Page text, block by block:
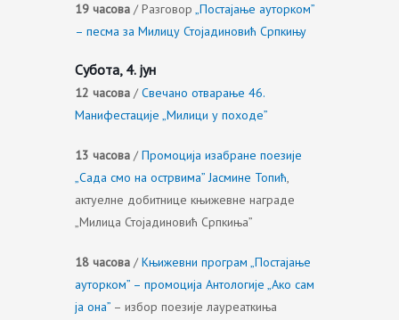
19 часова / Разговор „Постајање ауторком”
– песма за Милицу Стојадиновић Српкињу
Субота, 4. јун
12 часова /Свечано отварање 46.
Манифестације „Милици у походе”
13 часова /Промоција изабране поезије
„Сада смо на острвима” Јасмине Топић,
актуелне добитнице књижевне награде
„Милица Стојадиновић Српкиња”
18 часова /Књижевни програм „Постајање
ауторком” – промоција Антологије „Ако сам
ја она” – избор поезије лауреаткиња